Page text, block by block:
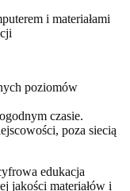
poziomów
czasie.
poza siecią
edukacja
jakości materiałów i